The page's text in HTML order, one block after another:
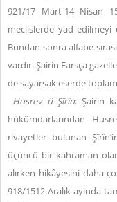
921/17 Mart-14 Nisan
meclislerde yad
Bundan sonra alfabe
vardır. Şairin Farsça
de sayarsak eserde
Husrev ü Şîrîn: Şairin
hükümdarlarından
rivayetler bulunan
üçüncü bir kahraman
alırken hikâyesini daha
918/1512 Aralık ayında